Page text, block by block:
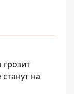
на